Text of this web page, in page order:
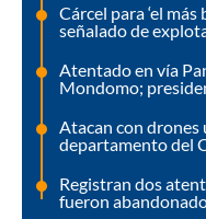
Cárcel para ‘el
señalado de
Atentado en vía
Mondomo;
Atacan con drones
departamento del
Registran dos
fueron